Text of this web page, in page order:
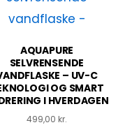
AQUAPURE
SELVRENSENDE
– UV-C
OG SMART
I HVERDAGEN
499,00 kr.